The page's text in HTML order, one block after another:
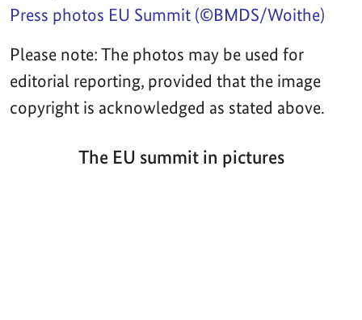
Press photos EU Summit (©BMDS/Woithe)
Please note: The photos may be used for
editorial reporting, provided that the image
copyright is acknowledged as stated above.
The EU summit in pictures